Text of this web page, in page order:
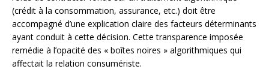
(crédit à la consommation, assurance, etc.) doit être
accompagné d’une explication claire des facteurs déterminants
ayant conduit à cette décision. Cette transparence imposée
remédie à l’opacité des « boîtes noires » algorithmiques qui
affectait la relation consumériste.